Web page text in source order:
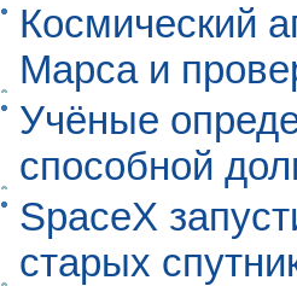
Космический
Марса и
Учёные
способной
SpaceX
старых